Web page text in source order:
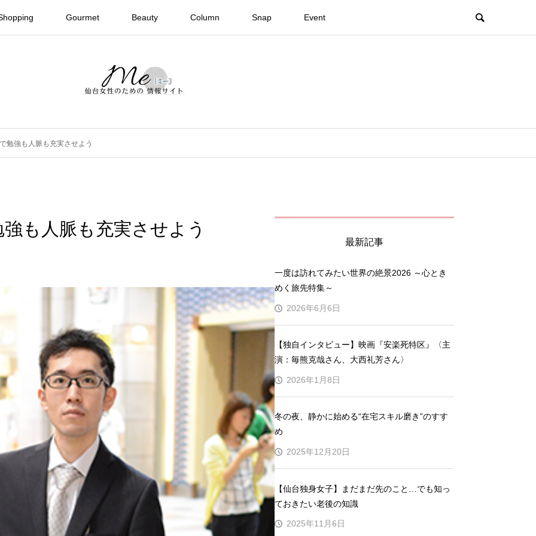
Gourmet Beauty Column Snap Event
勉強も人脈も充実させよう
も人脈も充実させよう
最新記事
一度は訪れてみたい世界の絶景2026 ～心とき
めく旅先特集～
2026年6月6日
【独自インタビュー】映画『安楽死特区』〈主
演：毎熊克哉さん、大西礼芳さん〉
2026年1月8日
冬の夜、静かに始める“在宅スキル磨き”のすす
め
2025年12月20日
【仙台独身女子】まだまだ先のこと…でも知っ
ておきたい老後の知識
2025年11月6日